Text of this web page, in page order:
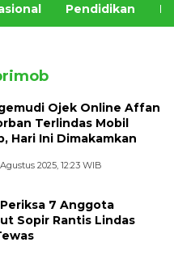
Pendidikan
Ojek Online Affan
Terlindas Mobil
Hari Ini Dimakamkan
2025, 12:23 WIB
7 Anggota
Sopir Rantis Lindas